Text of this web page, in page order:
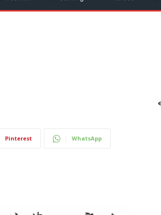
Pinterest WhatsApp